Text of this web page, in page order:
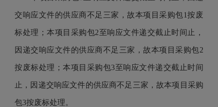
交响应文件的供应商不足三家，故本项目采购包1按废
标处理；本项目采购包2至响应文件递交截止时间止，
因递交响应文件的供应商不足三家，故本项目采购包2
按废标处理；本项目采购包3至响应文件递交截止时间
止，因递交响应文件的供应商不足三家，故本项目采购
包3按废标处理。